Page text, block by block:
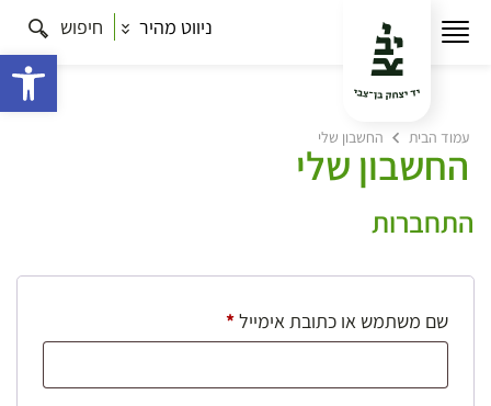
ניווט מהיר חיפוש
עמוד הבית החשבון שלי
החשבון שלי
התחברות
שם משתמש או כתובת אימייל*חובה